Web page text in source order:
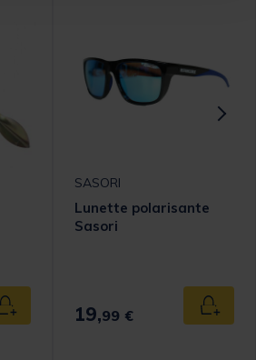
Ajouter au panier
SASORI
Lunette polarisante
Sasori
19,99 €